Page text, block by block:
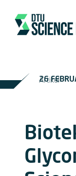
26
Artikel